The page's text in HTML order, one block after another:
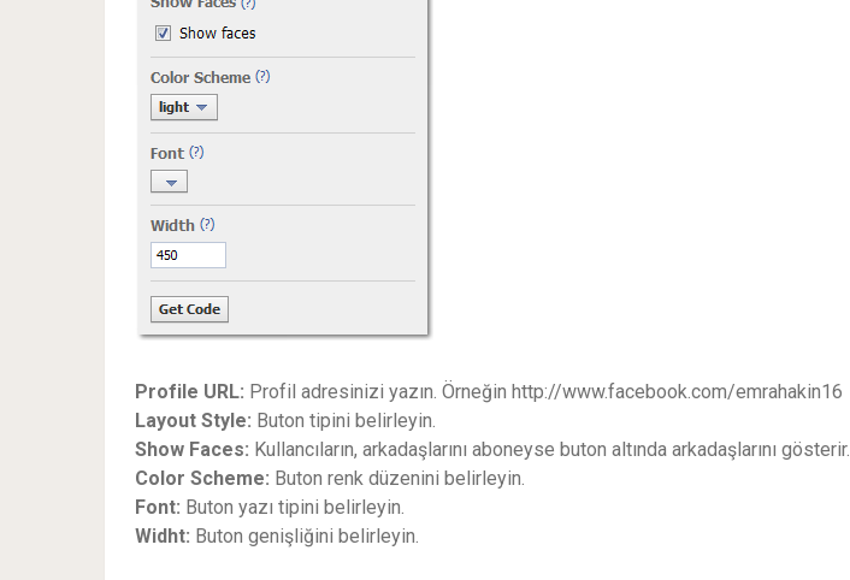
Profile URL: Profil adresinizi yazın. Örneğin http://www.facebook.com/emrahakin16
Layout Style: Buton tipini belirleyin.
Show Faces: Kullancıların, arkadaşlarını aboneyse buton altında arkadaşlarını gösterir.
Color Scheme: Buton renk düzenini belirleyin.
Font: Buton yazı tipini belirleyin.
Widht: Buton genişliğini belirleyin.